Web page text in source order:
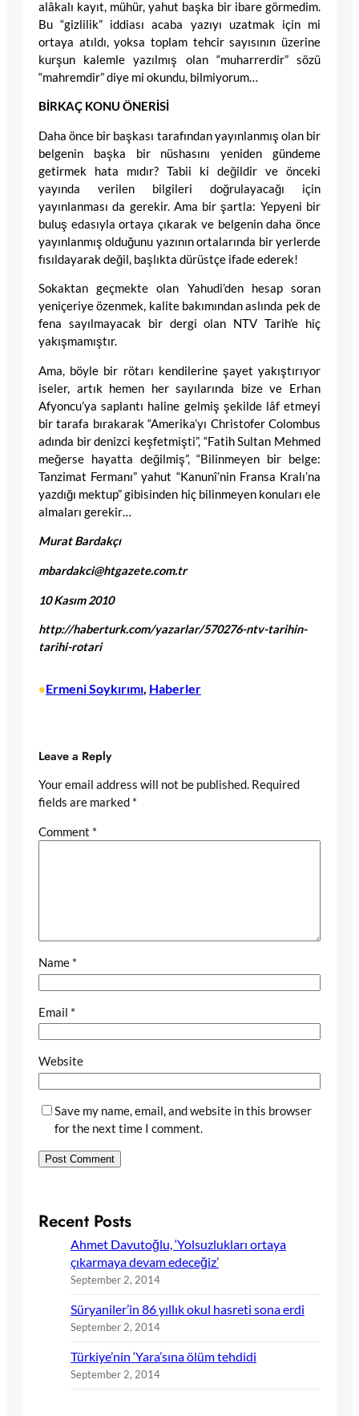
alâkalı kayıt, mühür, yahut başka bir ibare görmedim.
Bu “gizlilik” iddiası acaba yazıyı uzatmak için mi
ortaya atıldı, yoksa toplam tehcir sayısının üzerine
kurşun kalemle yazılmış olan “muharrerdir” sözü
“mahremdir” diye mi okundu, bilmiyorum…
BİRKAÇ KONU ÖNERİSİ
Daha önce bir başkası tarafından yayınlanmış olan bir
belgenin başka bir nüshasını yeniden gündeme
getirmek hata mıdır? Tabii ki değildir ve önceki
yayında verilen bilgileri doğrulayacağı için
yayınlanması da gerekir. Ama bir şartla: Yepyeni bir
buluş edasıyla ortaya çıkarak ve belgenin daha önce
yayınlanmış olduğunu yazının ortalarında bir yerlerde
fısıldayarak değil, başlıkta dürüstçe ifade ederek!
Sokaktan geçmekte olan Yahudi’den hesap soran
yeniçeriye özenmek, kalite bakımından aslında pek de
fena sayılmayacak bir dergi olan NTV Tarih’e hiç
yakışmamıştır.
Ama, böyle bir rötarı kendilerine şayet yakıştırıyor
iseler, artık hemen her sayılarında bize ve Erhan
Afyoncu’ya saplantı haline gelmiş şekilde lâf etmeyi
bir tarafa bırakarak “Amerika’yı Christofer Colombus
adında bir denizci keşfetmişti”, “Fatih Sultan Mehmed
meğerse hayatta değilmiş”, “Bilinmeyen bir belge:
Tanzimat Fermanı” yahut “Kanunî’nin Fransa Kralı’na
yazdığı mektup” gibisinden hiç bilinmeyen konuları ele
almaları gerekir…
Murat Bardakçı
mbardakci@htgazete.com.tr
10 Kasım 2010
http://haberturk.com/yazarlar/570276-ntv-tarihin-
tarihi-rotari
•Ermeni Soykırımı Haberler
Leave a Reply
Your email address will not be published. Required
fields are marked *
Comment *
Name *
Email *
Website
Save my name, email, and website in this browser
for the next time I comment.
Recent Posts
Ahmet Davutoğlu, ‘Yolsuzlukları ortaya
çıkarmaya devam edeceğiz’
September 2, 2014
Süryaniler’in 86 yıllık okul hasreti sona erdi
September 2, 2014
Türkiye’nin ‘Yara’sına ölüm tehdidi
September 2, 2014